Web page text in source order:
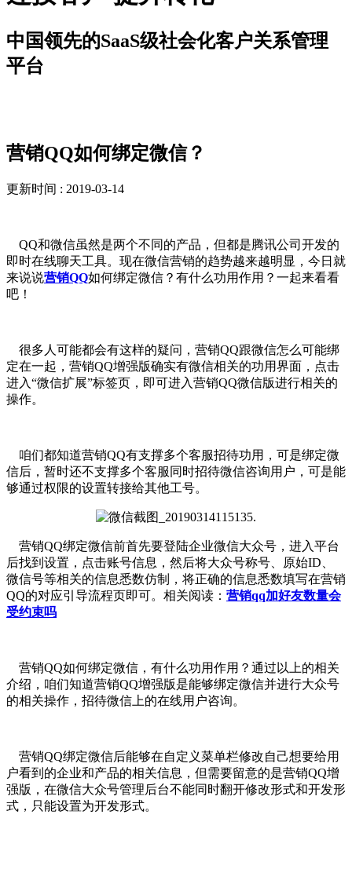
中国领先的SaaS级社会化客户关系管理
平台
营销QQ如何绑定微信？
更新时间 : 2019-03-14
QQ和微信虽然是两个不同的产品，但都是腾讯公司开发的
即时在线聊天工具。现在微信营销的趋势越来越明显，今日就
来说说营销QQ如何绑定微信？有什么功用作用？一起来看看
吧！
很多人可能都会有这样的疑问，营销QQ跟微信怎么可能绑
定在一起，营销QQ增强版确实有微信相关的功用界面，点击
进入“微信扩展”标签页，即可进入营销QQ微信版进行相关的
操作。
咱们都知道营销QQ有支撑多个客服招待功用，可是绑定微
信后，暂时还不支撑多个客服同时招待微信咨询用户，可是能
够通过权限的设置转接给其他工号。
营销QQ绑定微信前首先要登陆企业微信大众号，进入平台
后找到设置，点击账号信息，然后将大众号称号、原始ID、
微信号等相关的信息悉数仿制，将正确的信息悉数填写在营销
QQ的对应引导流程页即可。相关阅读： 营销qq加好友数量会
受约束吗
营销QQ如何绑定微信，有什么功用作用？通过以上的相关
介绍，咱们知道营销QQ增强版是能够绑定微信并进行大众号
的相关操作，招待微信上的在线用户咨询。
营销QQ绑定微信后能够在自定义菜单栏修改自己想要给用
户看到的企业和产品的相关信息，但需要留意的是营销QQ增
强版，在微信大众号管理后台不能同时翻开修改形式和开发形
式，只能设置为开发形式。